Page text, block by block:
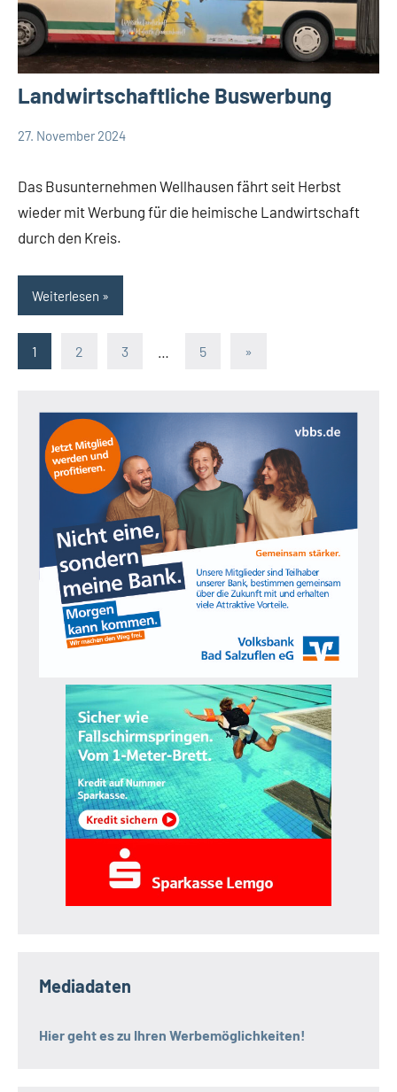
Landwirtschaftliche Buswerbung
Wirtschaft
27. November 2024
Das Busunternehmen Wellhausen fährt seit Herbst
wieder mit Werbung für die heimische Landwirtschaft
durch den Kreis.
Weiterlesen
Seitennummerierung
Beiträge
1 2 3 5
Nächste
»
Mediadaten
Hier geht es zu Ihren Werbemöglichkeiten!